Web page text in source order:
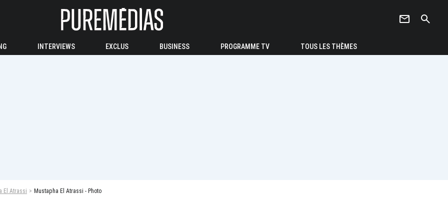
newsletter search
INTERVIEWS EXCLUS BUSINESS PROGRAMME TV TOUS LES THÈMES
El Atrassi Mustapha El Atrassi - Photo